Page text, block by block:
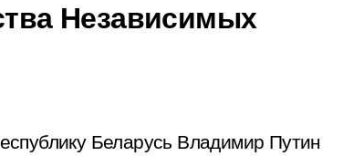
Независимых
Беларусь Владимир Путин